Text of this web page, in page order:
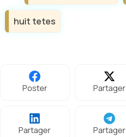
huit tetes
Poster Partager
Partager Partager